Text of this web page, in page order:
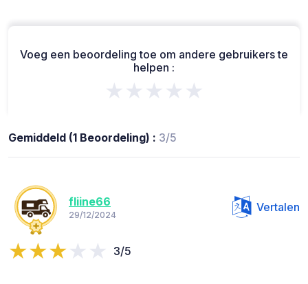
Voeg een beoordeling toe om andere gebruikers te
helpen :
★★★★★
Gemiddeld (1 Beoordeling) : 3/5
fliine66
29/12/2024
Vertalen
3/5